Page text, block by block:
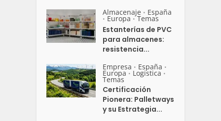
Almacenaje • España
• Europa • Temas
Estanterías de PVC
para almacenes:
resistencia...
Empresa • España •
Europa • Logistica •
Temas
Certificación
Pionera: Palletways
y su Estrategia...